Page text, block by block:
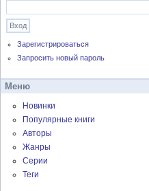
Зарегистрироваться
Запросить новый пароль
Меню
Новинки
Популярные книги
Авторы
Жанры
Серии
Теги